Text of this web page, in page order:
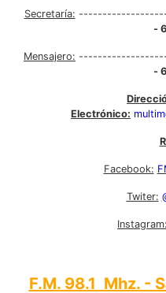
Secretaría:
-
Mensajero:
-
Electrónico:
Facebook:
Twiter:
Instagram:
F.M. 98.1 Mhz. -